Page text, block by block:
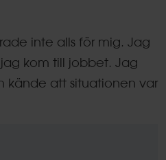
inte alls för mig. Jag
kom till jobbet. Jag
kände att situationen var